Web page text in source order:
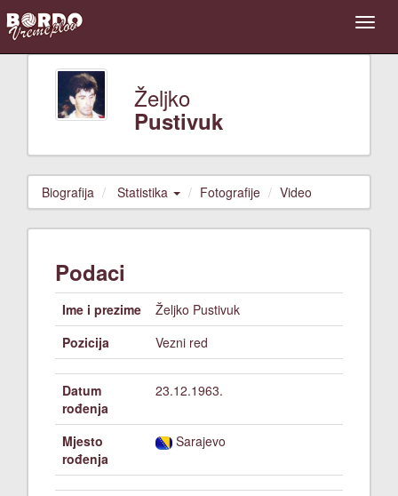
Željko
Pustivuk
Biografija Statistika Fotografije Video
Podaci
Ime i prezime
Željko Pustivuk
Pozicija
Vezni red
Datum
rođenja
23.12.1963.
Mjesto
rođenja
Sarajevo